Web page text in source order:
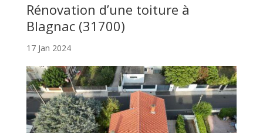
Rénovation d’une toiture à
Blagnac (31700)
17 Jan 2024